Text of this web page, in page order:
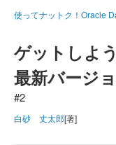
使ってナットク！Oracle
ゲットしよ
最新バージ
#2
白砂 丈太郎[著]